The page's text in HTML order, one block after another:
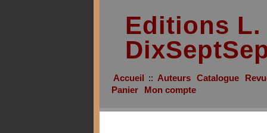
Editions
Accueil :: Auteurs Catalogue
Panier
Mon compte